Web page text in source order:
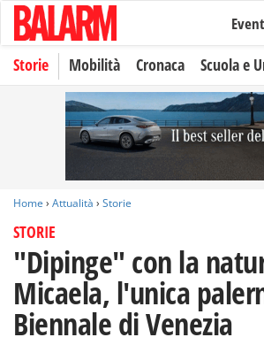
Storie Mobilità Cronaca Scuola e
Home › Attualità › Storie
STORIE
"Dipinge" con la
Micaela, l'unica
Biennale di Venezia